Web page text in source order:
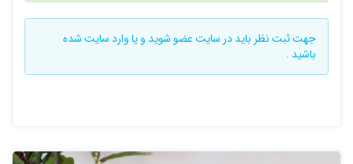
جهت ثبت نظر باید در سایتعضو شوید و یاوارد سایتشده
باشید .